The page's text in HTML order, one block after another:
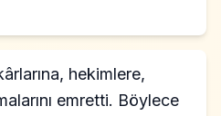
hekimlere,
emretti. Böylece